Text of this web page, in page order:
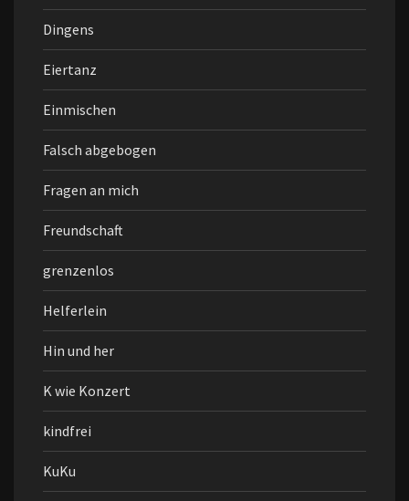
Dingens
Eiertanz
Einmischen
Falsch abgebogen
Fragen an mich
Freundschaft
grenzenlos
Helferlein
Hin und her
K wie Konzert
kindfrei
KuKu